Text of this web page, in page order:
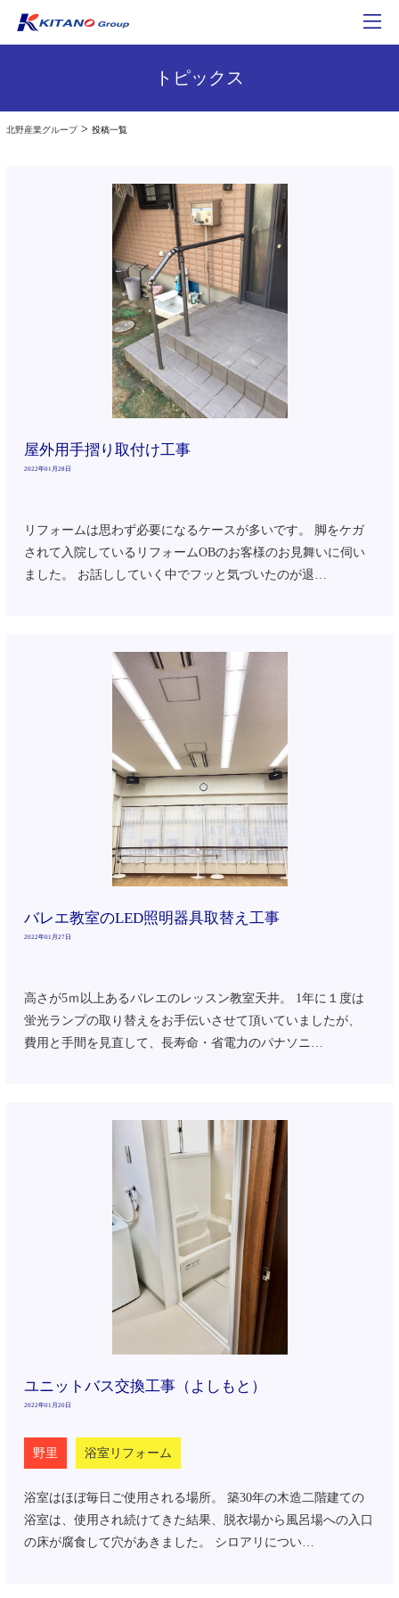
トピックス
北野産業グループ> 投稿一覧
屋外用手摺り取付け工事
2022年01月28日
リフォームは思わず必要になるケースが多いです。 脚をケガ
されて入院しているリフォームOBのお客様のお見舞いに伺い
ました。 お話ししていく中でフッと気づいたのが退…
バレエ教室のLED照明器具取替え工事
2022年01月27日
高さが5ｍ以上あるバレエのレッスン教室天井。 1年に１度は
蛍光ランプの取り替えをお手伝いさせて頂いていましたが、
費用と手間を見直して、長寿命・省電力のパナソニ…
ユニットバス交換工事（よしもと）
2022年01月20日
野里 浴室リフォーム
浴室はほぼ毎日ご使用される場所。 築30年の木造二階建ての
浴室は、使用され続けてきた結果、脱衣場から風呂場への入口
の床が腐食して穴があきました。 シロアリについ…